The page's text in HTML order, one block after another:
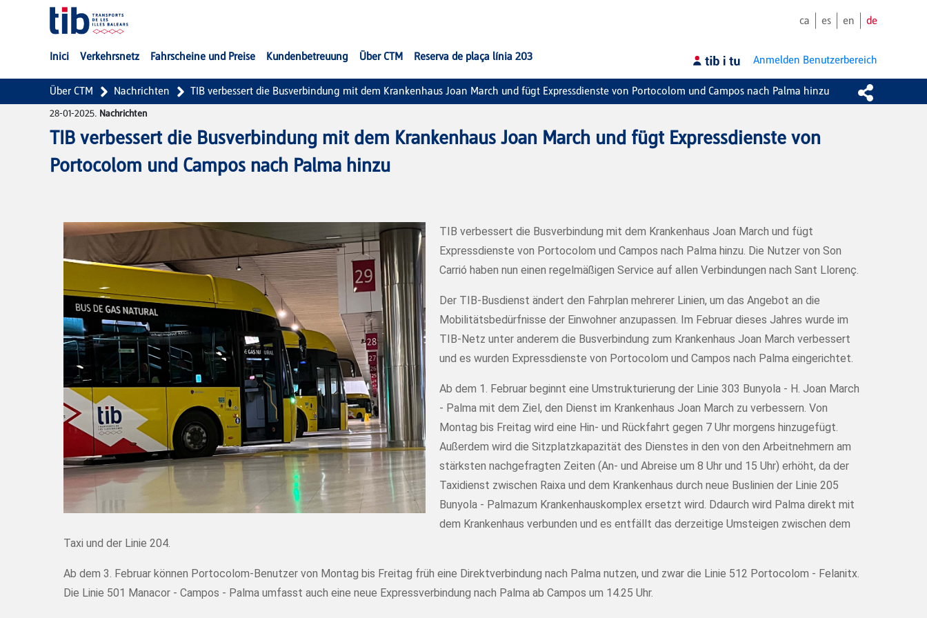
Zum Hauptinhalt springen
ca es en de
Inici Verkehrsnetz Fahrscheine und Preise Kundenbetreuung Über CTM Reserva de plaça línia 203 Anmelden Benutzerbereich
Über CTM Nachrichten TIB verbessert die Busverbindung mit dem Krankenhaus Joan March und fügt Expressdienste von Portocolom und Campos nach Palma hinzu
28-01-2025. Nachrichten
TIB verbessert die Busverbindung mit dem Krankenhaus Joan March und fügt Expressdienste von
Portocolom und Campos nach Palma hinzu
TIB verbessert die Busverbindung mit dem Krankenhaus Joan March und fügt
Expressdienste von Portocolom und Campos nach Palma hinzu. Die Nutzer von Son
Carrió haben nun einen regelmäßigen Service auf allen Verbindungen nach Sant Llorenç.
Der TIB-Busdienst ändert den Fahrplan mehrerer Linien, um das Angebot an die
Mobilitätsbedürfnisse der Einwohner anzupassen. Im Februar dieses Jahres wurde im
TIB-Netz unter anderem die Busverbindung zum Krankenhaus Joan March verbessert
und es wurden Expressdienste von Portocolom und Campos nach Palma eingerichtet.
Ab dem 1. Februar beginnt eine Umstrukturierung der Linie 303 Bunyola - H. Joan March
- Palma mit dem Ziel, den Dienst im Krankenhaus Joan March zu verbessern. Von
Montag bis Freitag wird eine Hin- und Rückfahrt gegen 7 Uhr morgens hinzugefügt.
Außerdem wird die Sitzplatzkapazität des Dienstes in den von den Arbeitnehmern am
stärksten nachgefragten Zeiten (An- und Abreise um 8 Uhr und 15 Uhr) erhöht, da der
Taxidienst zwischen Raixa und dem Krankenhaus durch neue Buslinien der Linie 205
Bunyola - Palmazum Krankenhauskomplex ersetzt wird. Ddaurch wird Palma direkt mit
dem Krankenhaus verbunden und es entfällt das derzeitige Umsteigen zwischen dem
Taxi und der Linie 204.
Ab dem 3. Februar können Portocolom-Benutzer von Montag bis Freitag früh eine Direktverbindung nach Palma nutzen, und zwar die Linie 512 Portocolom - Felanitx.
Die Linie 501 Manacor - Campos - Palma umfasst auch eine neue Expressverbindung nach Palma ab Campos um 14.25 Uhr.